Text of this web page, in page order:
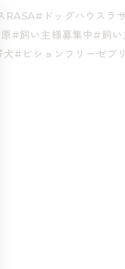
ドッグハウスラ
#飼い主様募集中#飼
#ビションフリーゼブ